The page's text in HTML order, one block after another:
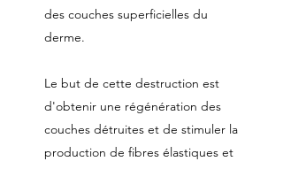
des couches superficielles du
derme.
Le but de cette destruction est
d'obtenir une régénération des
couches détruites et de stimuler la
production de fibres élastiques et